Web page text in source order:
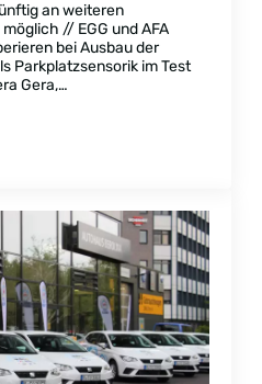
an weiteren
// EGG und AFA
bei Ausbau der
Parkplatzsensorik im Test
Gera,…